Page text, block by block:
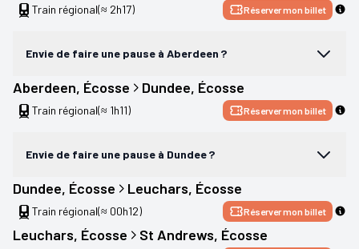
Train régional(≈ 2h17) Réserver mon billet
Envie de faire une pause à Aberdeen ?
Aberdeen, Écosse Dundee, Écosse
Train régional(≈ 1h11) Réserver mon billet
Envie de faire une pause à Dundee ?
Dundee, Écosse Leuchars, Écosse
Train régional(≈ 00h12) Réserver mon billet
Leuchars, Écosse St Andrews, Écosse